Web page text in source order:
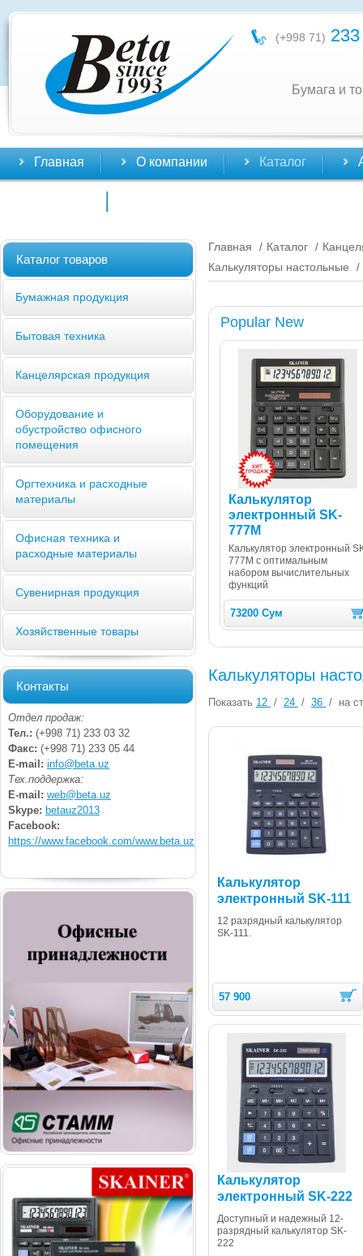
(+998 71)
Бумага и
Главная О компании Каталог
Каталог товаров
Бумажная продукция
Бытовая техника
Канцелярская продукция
Оборудование и
обустройство офисного
помещения
Оргтехника и расходные
материалы
Офисная техника и
расходные материалы
Сувенирная продукция
Хозяйственные товары
Контакты
Отдел продаж:
Тел.: (+998 71) 233 03 32
Факс: (+998 71) 233 05 44
E-mail: info@beta.uz
Тех.поддержка:
E-mail: web@beta.uz
Skype: betauz2013
Facebook:
https://www.facebook.com/www.beta.uz
Главная / Каталог /
Калькуляторы настольные
/
Popular New
Калькулятор
электронный SK-
777M
Калькулятор электронный
777M с оптимальным
набором вычислительных
функций
73200 Сум
Калькуляторы
Показать 12 / 24 / 36 / на
Калькулятор
электронный SK-111
12 разрядный калькулятор
SK-111.
57 900
Калькулятор
электронный SK-222
Доступный и надежный 12-
разрядный калькулятор SK-
222